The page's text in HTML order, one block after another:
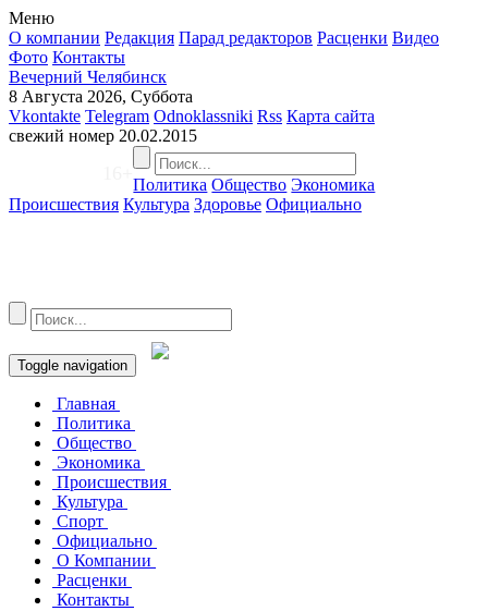
Меню
О компании Редакция Парад редакторов Расценки Видео
Фото Контакты
Вечерний Челябинск
8 Августа 2026, Суббота
Vkontakte Telegram Odnoklassniki Rss Карта сайта
свежий номер 20.02.2015
16+
Политика Общество Экономика
Происшествия Культура Здоровье Официально
Toggle navigation
Главная
Политика
Общество
Экономика
Происшествия
Культура
Спорт
Официально
О Компании
Расценки
Контакты